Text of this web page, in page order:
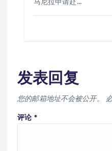
发表回复
您的邮箱地址不会被公开。
评论 *